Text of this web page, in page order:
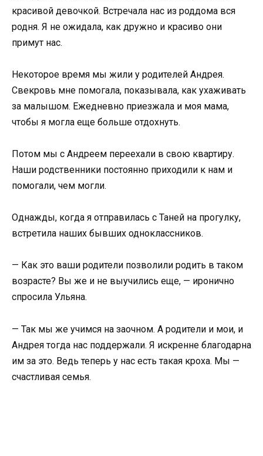
красивой девочкой. Встречала нас из роддома вся
родня. Я не ожидала, как дружно и красиво они
примут нас.
Некоторое время мы жили у родителей Андрея.
Свекровь мне помогала, показывала, как ухаживать
за малышом. Ежедневно приезжала и моя мама,
чтобы я могла еще больше отдохнуть.
Потом мы с Андреем переехали в свою квартиру.
Наши родственники постоянно приходили к нам и
помогали, чем могли.
Однажды, когда я отправилась с Таней на прогулку,
встретила наших бывших одноклассников.
— Как это ваши родители позволили родить в таком
возрасте? Вы же и не выучились еще, — иронично
спросила Ульяна.
— Так мы же учимся на заочном. А родители и мои, и
Андрея тогда нас поддержали. Я искренне благодарна
им за это. Ведь теперь у нас есть такая кроха. Мы —
счастливая семья.